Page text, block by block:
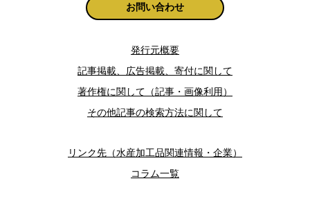
お問い合わせ
発行元概要
記事掲載、広告掲載、寄付に関して
著作権に関して（記事・画像利用）
その他記事の検索方法に関して
リンク先（水産加工品関連情報・企業）
コラム一覧